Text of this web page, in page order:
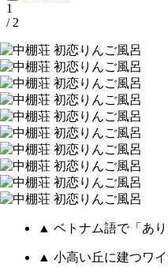
1
/ 2
▲ ベトナム語で「あ
▲ 小高い丘に建つワイ